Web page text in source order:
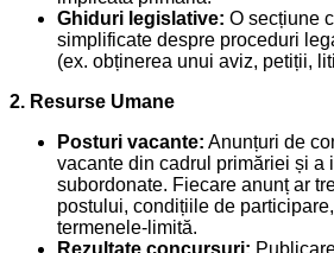
Ghiduri legislative: O secțiune
simplificate despre proceduri
(ex. obținerea unui aviz, petiții,
2. Resurse Umane
Posturi vacante: Anunțuri de
vacante din cadrul primăriei și a
subordonate. Fiecare anunț ar
postului, condițiile de
termenele-limită.
Rezultate concursuri: